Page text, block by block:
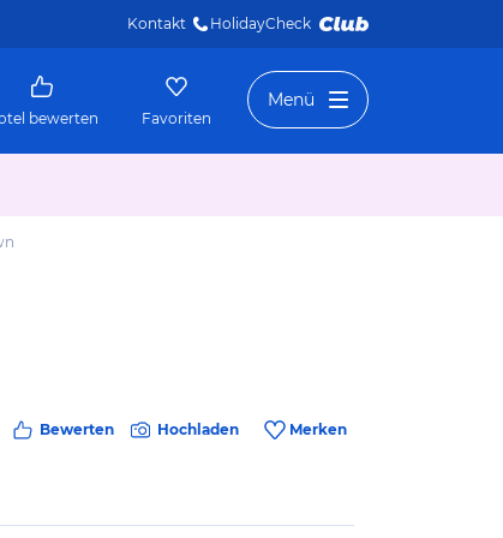
Kontakt HolidayCheck
bewerten Favoriten
Menü
Bewerten Hochladen Merken